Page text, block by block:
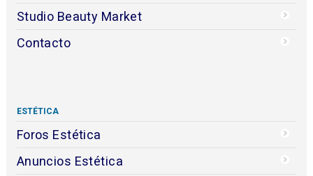
Studio Beauty Market
Contacto
ESTÉTICA
Foros Estética
Anuncios Estética